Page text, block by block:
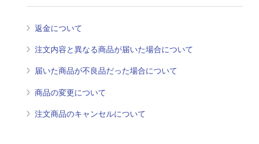
返金について
注文内容と異なる商品が届いた場合について
届いた商品が不良品だった場合について
商品の変更について
注文商品のキャンセルについて